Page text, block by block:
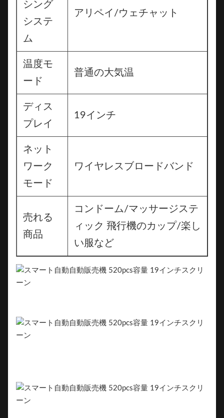
シング
システ
ム
アリペイ/ウェチャット
温度モ
ード
普通の大気温
ディス
プレイ
19インチ
ネット
ワーク
モード
ワイヤレスブロードバンド
売れる
商品
コンドーム/マッサージステ
ィック 飛行機のカップ/楽し
い服など